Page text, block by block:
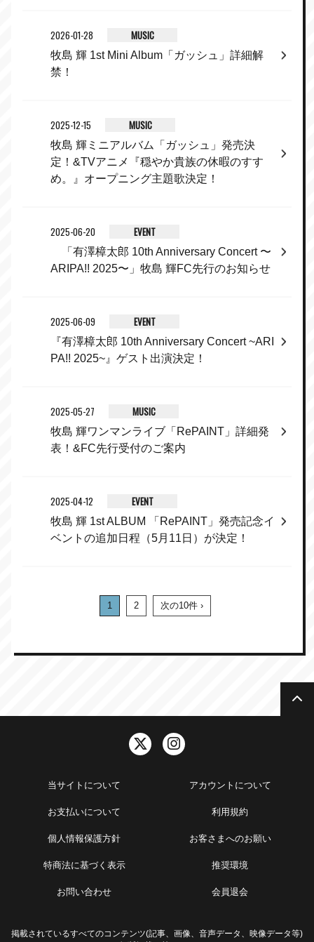
2026-01-28 MUSIC
牧島 輝 1st Mini Album「ガッシュ」詳細解
禁！
2025-12-15 MUSIC
牧島 輝ミニアルバム「ガッシュ」発売決
定！&TVアニメ『穏やか貴族の休暇のすす
め。』オープニング主題歌決定！
2025-06-20 EVENT
「有澤樟太郎 10th Anniversary Concert 〜
ARIPA!! 2025〜」牧島 輝FC先行のお知らせ
2025-06-09 EVENT
『有澤樟太郎 10th Anniversary Concert ~ARI
PA!! 2025~』ゲスト出演決定！
2025-05-27 MUSIC
牧島 輝ワンマンライブ「RePAINT」詳細発
表！&FC先行受付のご案内
2025-04-12 EVENT
牧島 輝 1st ALBUM 「RePAINT」発売記念イ
ベントの追加日程（5月11日）が決定！
1 2 次の10件 ›
当サイトについて アカウントについて
お支払いについて 利用規約
個人情報保護方針 お客さまへのお願い
特商法に基づく表示 推奨環境
お問い合わせ 会員退会
掲載されているすべてのコンテンツ(記事、画像、音声データ、映像データ等)